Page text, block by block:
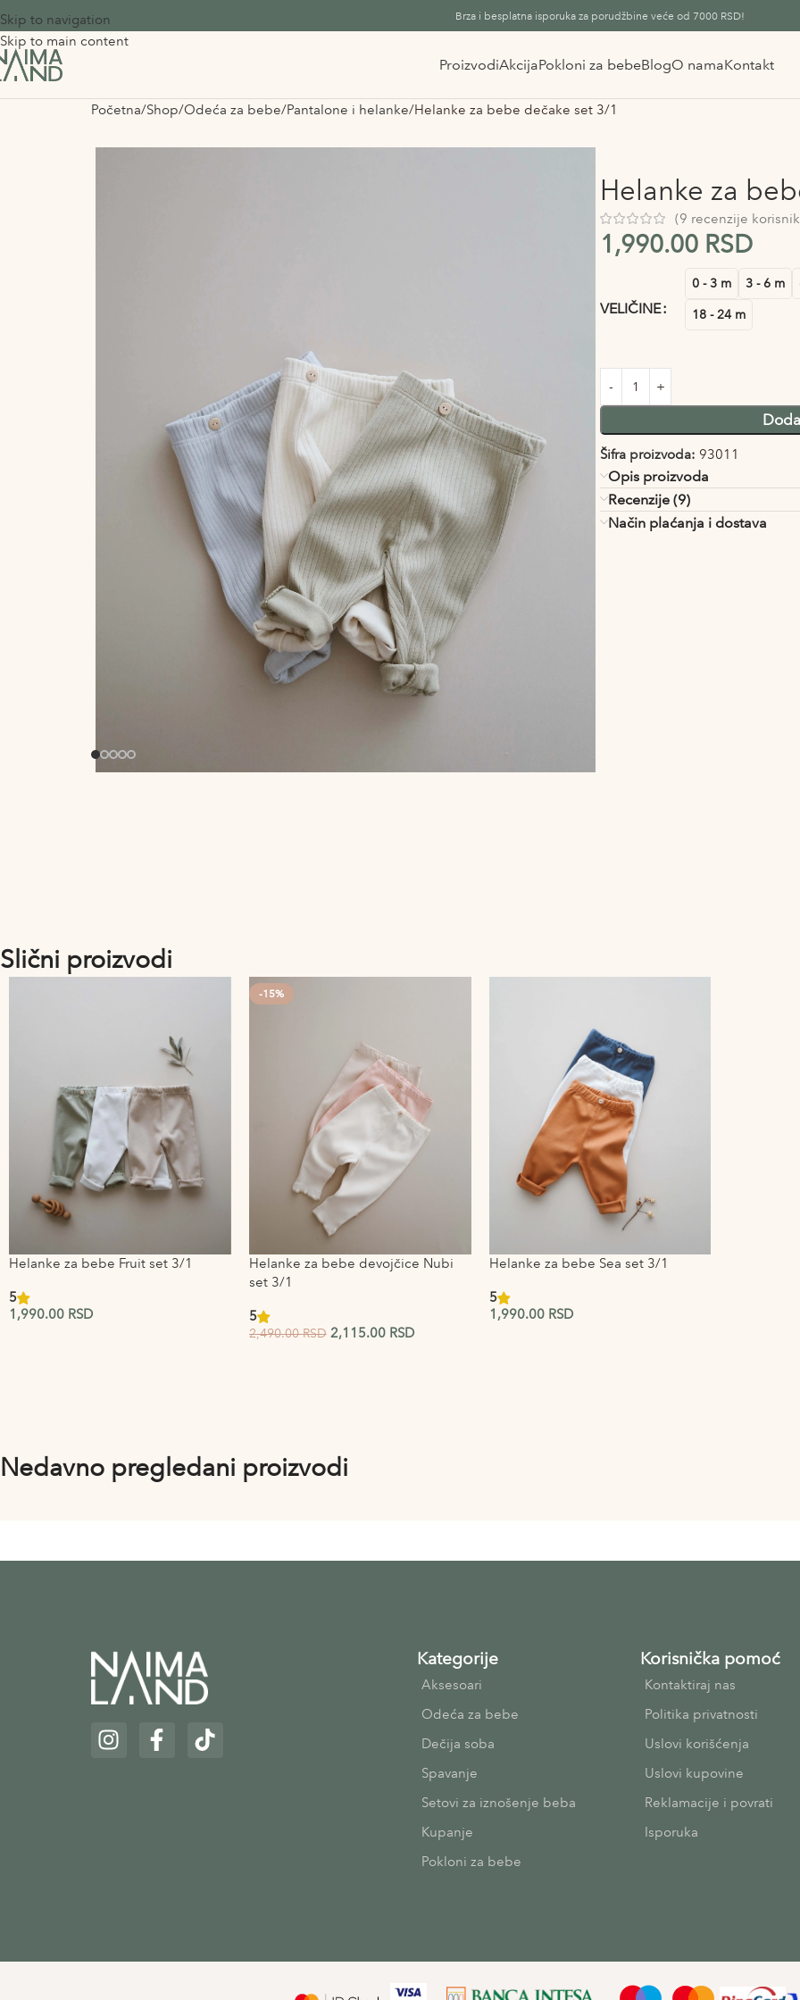
Skip to navigation
Skip to main content
Brza i besplatna isporuka za porudžbine veće od 7000 RSD!
ProizvodiAkcijaPokloni za bebeBlogO namaKontakt
Početna Shop Odeća za bebe Pantalone i helanke Helanke za bebe dečake set 3/1
Helanke za
(9 recenzije
1,990.00 RSD
VELIČINE
0 - 3 m 3 - 6 m
18 - 24 m
Šifra proizvoda: 93011
Opis proizvoda
Recenzije (9)
Način plaćanja i dostava
Slični proizvodi
Helanke za bebe Fruit set 3/1
5
1,990.00 RSD
-15%
Helanke za bebe devojčice Nubi
set 3/1
5
2,490.00RSD 2,115.00 RSD
Helanke za bebe Sea set 3/1
5
1,990.00 RSD
Nedavno pregledani proizvodi
Kategorije
Aksesoari
Odeća za bebe
Dečija soba
Spavanje
Setovi za iznošenje beba
Kupanje
Pokloni za bebe
Korisnička pomoć
Kontaktiraj nas
Politika privatnosti
Uslovi korišćenja
Uslovi kupovine
Reklamacije i povrati
Isporuka